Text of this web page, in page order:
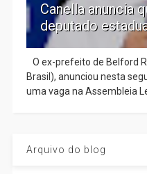
Canella anuncia
deputado
O ex-prefeito de Belford
Brasil), anunciou nesta
uma vaga na Assembleia
Arquivo do blog